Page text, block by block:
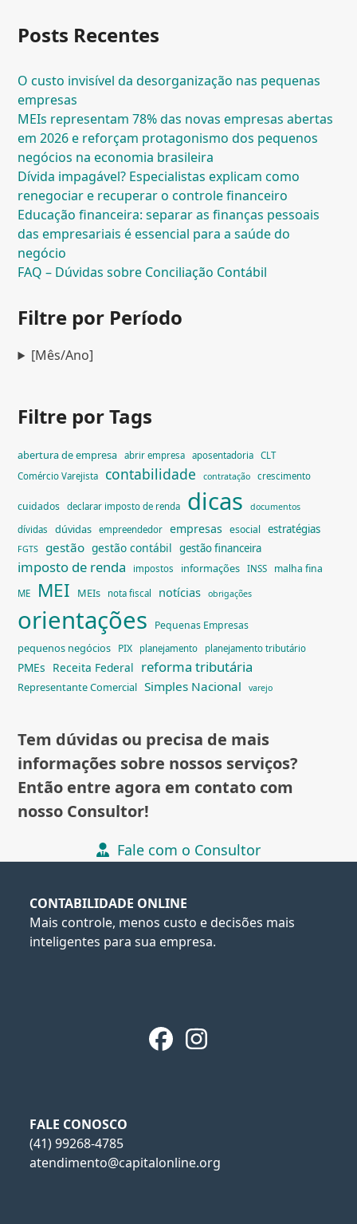
Posts Recentes
O custo invisível da desorganização nas pequenas
empresas
MEIs representam 78% das novas empresas abertas
em 2026 e reforçam protagonismo dos pequenos
negócios na economia brasileira
Dívida impagável? Especialistas explicam como
renegociar e recuperar o controle financeiro
Educação financeira: separar as finanças pessoais
das empresariais é essencial para a saúde do
negócio
FAQ – Dúvidas sobre Conciliação Contábil
Filtre por Período
[Mês/Ano]
Filtre por Tags
abertura de empresa abrir empresa aposentadoria
CLT
Comércio Varejista
contabilidade contratação crescimento
cuidados declarar imposto de renda dicas documentos
dívidas dúvidas empreendedor empresas esocial estratégias
FGTS gestão gestão contábil gestão financeira
imposto de renda impostos informações INSS malha fina
ME MEI MEIs nota fiscal notícias obrigações
orientações Pequenas Empresas
pequenos negócios PIX planejamento planejamento tributário
PMEs Receita Federal reforma tributária
Representante Comercial Simples Nacional varejo
Tem dúvidas ou precisa de mais
informações sobre nossos serviços?
Então entre agora em contato com
nosso Consultor!
Fale com o Consultor
CONTABILIDADE ONLINE
Mais controle, menos custo e decisões mais
inteligentes para sua empresa.
Facebook
Instagram
FALE CONOSCO
(41) 99268-4785
atendimento@capitalonline.org